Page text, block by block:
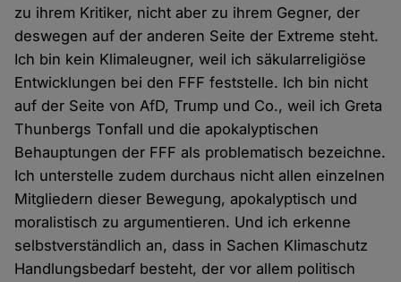
zu ihrem Kritiker, nicht aber zu ihrem Gegner, der
deswegen auf der anderen Seite der Extreme steht.
Ich bin kein Klimaleugner, weil ich säkularreligiöse
Entwicklungen bei den FFF feststelle. Ich bin nicht
auf der Seite von AfD, Trump und Co., weil ich Greta
Thunbergs Tonfall und die apokalyptischen
Behauptungen der FFF als problematisch bezeichne.
Ich unterstelle zudem durchaus nicht allen einzelnen
Mitgliedern dieser Bewegung, apokalyptisch und
moralistisch zu argumentieren. Und ich erkenne
selbstverständlich an, dass in Sachen Klimaschutz
Handlungsbedarf besteht, der vor allem politisch